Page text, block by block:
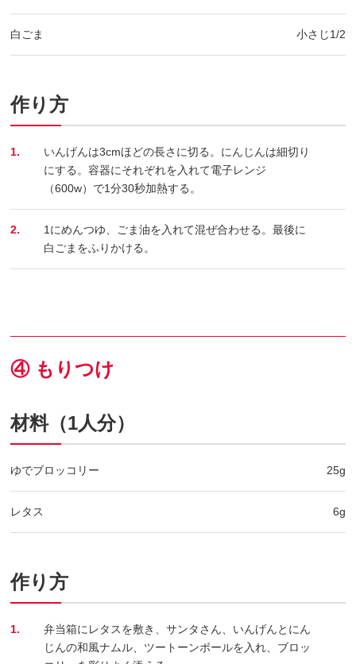
白ごま 小さじ1/2
作り方
1.
いんげんは3cmほどの長さに切る。にんじんは細切り
にする。容器にそれぞれを入れて電子レンジ
（600w）で1分30秒加熱する。
2.
1にめんつゆ、ごま油を入れて混ぜ合わせる。最後に
白ごまをふりかける。
④ もりつけ
材料（1人分）
ゆでブロッコリー 25g
レタス 6g
作り方
1.
弁当箱にレタスを敷き、サンタさん、いんげんとにん
じんの和風ナムル、ツートーンボールを入れ、ブロッ